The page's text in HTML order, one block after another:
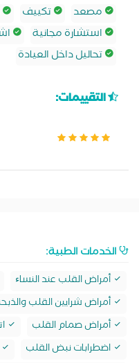
مصعد
تكييف
استشارة مجانية
تحاليل داخل العيادة
التقييمات:
الخدمات الطبية:
أمراض القلب عند النساﺀ
أمراض شرايين القلب
أمراض صمام القلب
اضطرابات نبض القلب